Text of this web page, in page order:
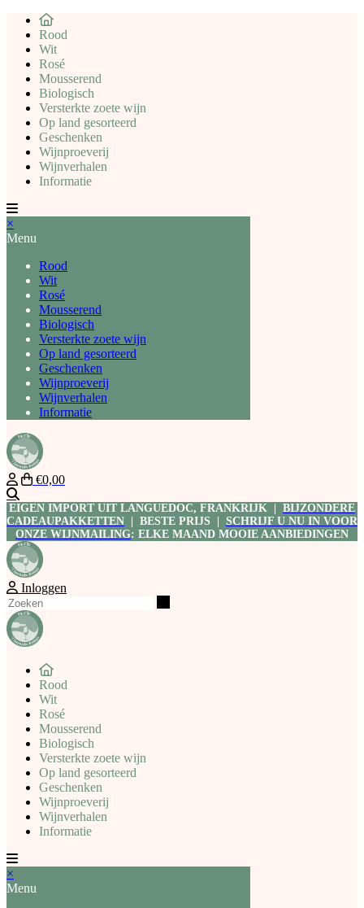
Rood
Wit
Rosé
Mousserend
Biologisch
Versterkte zoete wijn
Op land gesorteerd
Geschenken
Wijnproeverij
Wijnverhalen
Informatie
×
Menu
Rood
Wit
Rosé
Mousserend
Biologisch
Versterkte zoete wijn
Op land gesorteerd
Geschenken
Wijnproeverij
Wijnverhalen
Informatie
€0,00
EIGEN IMPORT UIT LANGUEDOC, FRANKRIJK | BIJZONDERE
CADEAUPAKKETTEN | BESTE PRIJS | SCHRIJF U NU IN VOOR
ONZE WIJNMAILING: ELKE MAAND MOOIE AANBIEDINGEN
Inloggen
Rood
Wit
Rosé
Mousserend
Biologisch
Versterkte zoete wijn
Op land gesorteerd
Geschenken
Wijnproeverij
Wijnverhalen
Informatie
×
Menu